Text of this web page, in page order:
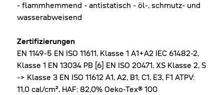
- flammhemmend - antistatisch - öl-, schmutz- und
wasserabweisend
Zertifizierungen
EN 1149-5 EN ISO 11611, Klasse 1 A1+A2 IEC 61482-2,
Klasse 1 EN 13034 PB [6] EN ISO 20471, XS Klasse 2, S
-> Klasse 3 EN ISO 11612 A1, A2, B1, C1, E3, F1 ATPV:
11,0 cal/cm², HAF: 82,0% Oeko-Tex® 100